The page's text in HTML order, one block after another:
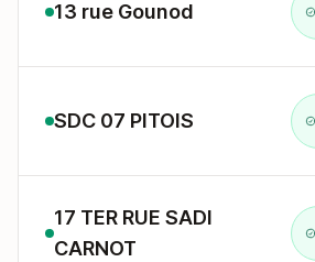
13 rue Gounod
SDC 07 PITOIS
17 TER RUE SADI
CARNOT